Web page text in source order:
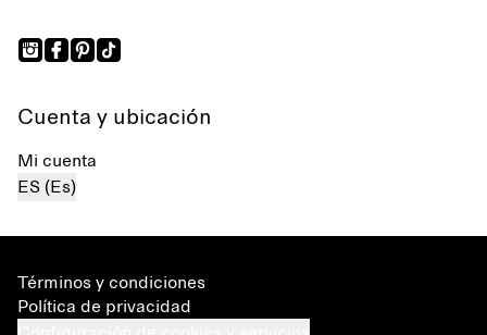
Cuenta y ubicación
Mi cuenta
ES (Es)
Términos y condiciones
Política de privacidad